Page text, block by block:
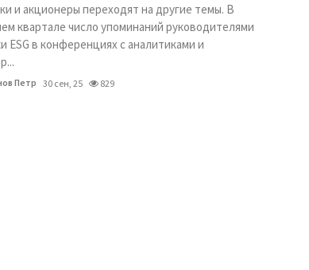
и акционеры переходят на другие темы. В
квартале число упоминаний руководителями
ESG в конференциях с аналитиками и
Петр 30 сен, 25 829